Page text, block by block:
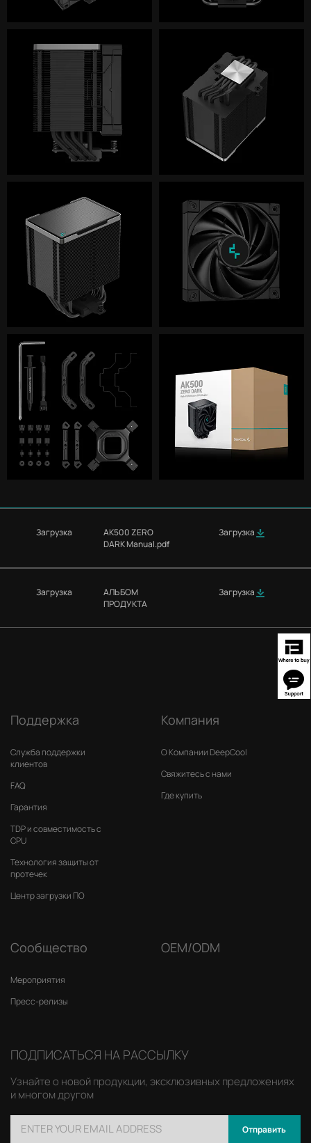
Загрузка
AK500 ZERO
DARK Manual.pdf
Загрузка
Загрузка
АЛЬБОМ
ПРОДУКТА
Загрузка
Поддержка
Служба поддержки
клиентов
FAQ
Гарантия
TDP и совместимость с
CPU
Технология защиты от
протечек
Центр загрузки ПО
Компания
О Компании DeepCool
Свяжитесь с нами
Где купить
Сообщество
Мероприятия
Пресс-релизы
OEM/ODM
ПОДПИСАТЬСЯ НА РАССЫЛКУ
Узнайте о новой продукции, эксклюзивных предложениях
и многом другом
Отправить